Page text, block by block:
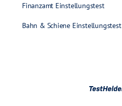
Finanzamt Einstellungstest
Bahn & Schiene Einstellungstest